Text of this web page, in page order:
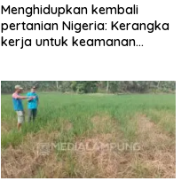
Menghidupkan kembali
pertanian Nigeria: Kerangka
kerja untuk keamanan